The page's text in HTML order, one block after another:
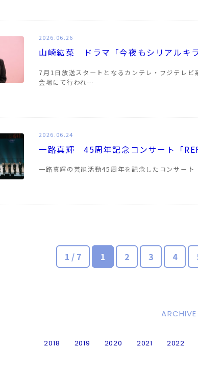
2026.06.26
山崎紘菜 ドラマ「今夜もシリアルキ
7月1日放送スタートとなるカンテレ・フジテレ
会場にて行われ…
2026.06.24
一路真輝 45周年記念コンサート「
一路真輝の芸能活動45周年を記念したコンサー
1 / 7 1 2 3 4
ARCHIVE
2018 2019 2020 2021 2022